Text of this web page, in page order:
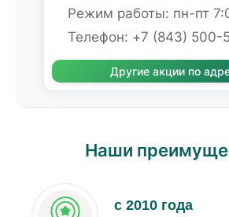
Режим работы: пн-пт
Телефон: +7 (843) 500-
Другие акции по
Наши
с 2010 года